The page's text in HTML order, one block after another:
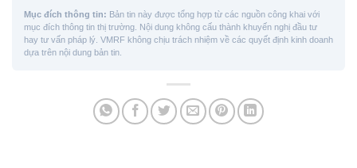
Mục đích thông tin: Bản tin này được tổng hợp từ các nguồn công khai với
mục đích thông tin thị trường. Nội dung không cấu thành khuyến nghị đầu tư
hay tư vấn pháp lý. VMRF không chịu trách nhiệm về các quyết định kinh doanh
dựa trên nội dung bản tin.